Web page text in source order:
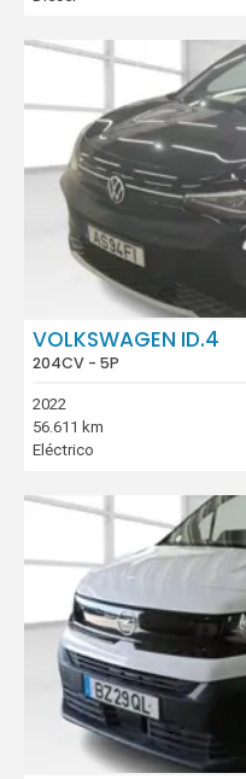
VOLKSWAGEN ID.4
204CV - 5P
2022
56.611 km
Eléctrico